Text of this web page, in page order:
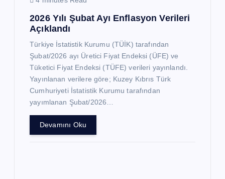
2026 Yılı Şubat Ayı Enflasyon Verileri
Açıklandı
Türkiye İstatistik Kurumu (TÜİK) tarafından
Şubat/2026 ayı Üretici Fiyat Endeksi (ÜFE) ve
Tüketici Fiyat Endeksi (TÜFE) verileri yayınlandı.
Yayınlanan verilere göre; Kuzey Kıbrıs Türk
Cumhuriyeti İstatistik Kurumu tarafından
yayımlanan Şubat/2026…
Devamını Oku